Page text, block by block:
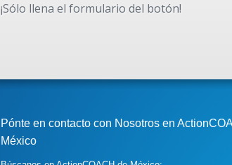
¡Sólo llena el formulario del botón!
Pónte en contacto con Nosotros en
México